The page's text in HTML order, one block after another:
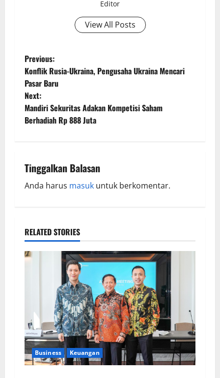
Editor
View All Posts
Previous:
Konflik Rusia-Ukraina, Pengusaha Ukraina Mencari
Pasar Baru
Next:
Mandiri Sekuritas Adakan Kompetisi Saham
Berhadiah Rp 888 Juta
Tinggalkan Balasan
Anda harus masuk untuk berkomentar.
RELATED STORIES
Business Keuangan